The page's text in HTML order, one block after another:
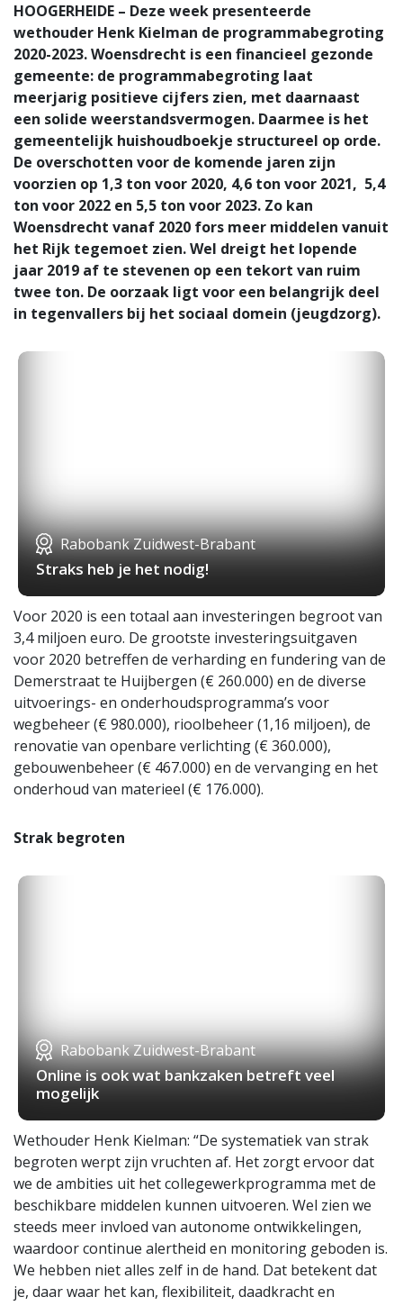
HOOGERHEIDE – Deze week presenteerde
wethouder Henk Kielman de programmabegroting
2020-2023. Woensdrecht is een financieel gezonde
gemeente: de programmabegroting laat
meerjarig positieve cijfers zien, met daarnaast
een solide weerstandsvermogen. Daarmee is het
gemeentelijk huishoudboekje structureel op orde.
De overschotten voor de komende jaren zijn
voorzien op 1,3 ton voor 2020, 4,6 ton voor 2021, 5,4
ton voor 2022 en 5,5 ton voor 2023. Zo kan
Woensdrecht vanaf 2020 fors meer middelen vanuit
het Rijk tegemoet zien. Wel dreigt het lopende
jaar 2019 af te stevenen op een tekort van ruim
twee ton. De oorzaak ligt voor een belangrijk deel
in tegenvallers bij het sociaal domein (jeugdzorg).
Rabobank Zuidwest-Brabant
Straks heb je het nodig!
Voor 2020 is een totaal aan investeringen begroot van
3,4 miljoen euro. De grootste investeringsuitgaven
voor 2020 betreffen de verharding en fundering van de
Demerstraat te Huijbergen (€ 260.000) en de diverse
uitvoerings- en onderhoudsprogramma’s voor
wegbeheer (€ 980.000), rioolbeheer (1,16 miljoen), de
renovatie van openbare verlichting (€ 360.000),
gebouwenbeheer (€ 467.000) en de vervanging en het
onderhoud van materieel (€ 176.000).
Strak begroten
Rabobank Zuidwest-Brabant
Online is ook wat bankzaken betreft veel
mogelijk
Wethouder Henk Kielman: “De systematiek van strak
begroten werpt zijn vruchten af. Het zorgt ervoor dat
we de ambities uit het collegewerkprogramma met de
beschikbare middelen kunnen uitvoeren. Wel zien we
steeds meer invloed van autonome ontwikkelingen,
waardoor continue alertheid en monitoring geboden is.
We hebben niet alles zelf in de hand. Dat betekent dat
je, daar waar het kan, flexibiliteit, daadkracht en